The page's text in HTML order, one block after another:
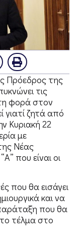
Πρόεδρος της
τις
φορά στον
γιατί ζητά από
Κυριακή 22
με
Νέας
που είναι οι
που θα εισάγει
και να
που θα
τέλμα στο